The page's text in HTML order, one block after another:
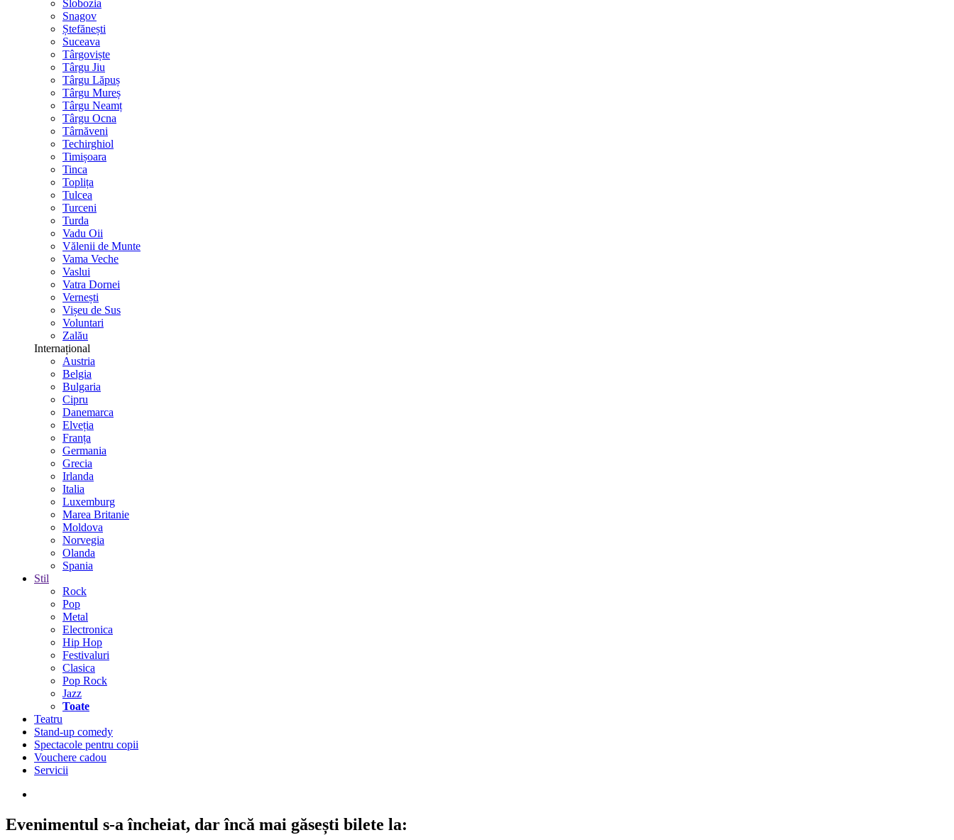
Slobozia
Snagov
Ștefănești
Suceava
Târgoviște
Târgu Jiu
Târgu Lăpuș
Târgu Mureș
Târgu Neamț
Târgu Ocna
Târnăveni
Techirghiol
Timișoara
Tinca
Toplița
Tulcea
Turceni
Turda
Vadu Oii
Vălenii de Munte
Vama Veche
Vaslui
Vatra Dornei
Vernești
Vișeu de Sus
Voluntari
Zalău
Internațional
Austria
Belgia
Bulgaria
Cipru
Danemarca
Elveția
Franța
Germania
Grecia
Irlanda
Italia
Luxemburg
Marea Britanie
Moldova
Norvegia
Olanda
Spania
Stil
Rock
Pop
Metal
Electronica
Hip Hop
Festivaluri
Clasica
Pop Rock
Jazz
Toate
Teatru
Stand-up comedy
Spectacole pentru copii
Vouchere cadou
Servicii
Evenimentul s-a încheiat, dar încă mai găsești bilete la: